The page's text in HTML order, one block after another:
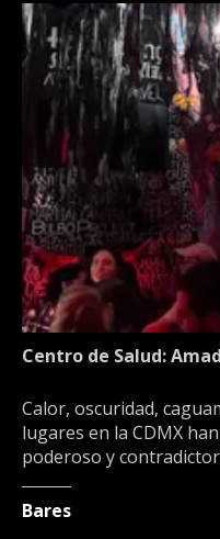
Centro de Salud:
Calor, oscuridad,
lugares en la CDMX
poderoso y
Bares